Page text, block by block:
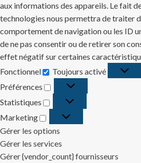
aux informations des appareils. Le fait
technologies nous permettra de traiter
comportement de navigation ou les ID
de ne pas consentir ou de retirer son
effet négatif sur certaines
Fonctionnel
Fonctionnel
Toujours activé
Préférences
Préférences
Statistiques
Statistiques
Marketing
Marketing
Gérer les options
Gérer les services
Gérer {vendor_count} fournisseurs